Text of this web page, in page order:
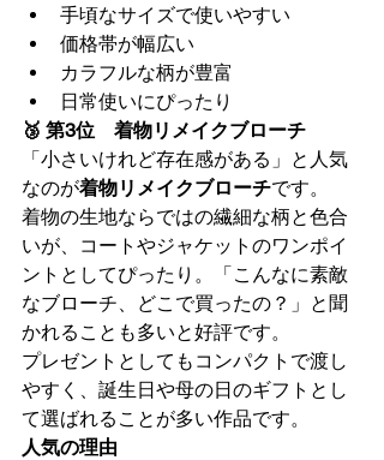
手頃なサイズで使いやすい
価格帯が幅広い
カラフルな柄が豊富
日常使いにぴったり
🥉 第3位　着物リメイクブローチ
「小さいけれど存在感がある」と人気
なのが着物リメイクブローチです。
着物の生地ならではの繊細な柄と色合
いが、コートやジャケットのワンポイ
ントとしてぴったり。「こんなに素敵
なブローチ、どこで買ったの？」と聞
かれることも多いと好評です。
プレゼントとしてもコンパクトで渡し
やすく、誕生日や母の日のギフトとし
て選ばれることが多い作品です。
人気の理由